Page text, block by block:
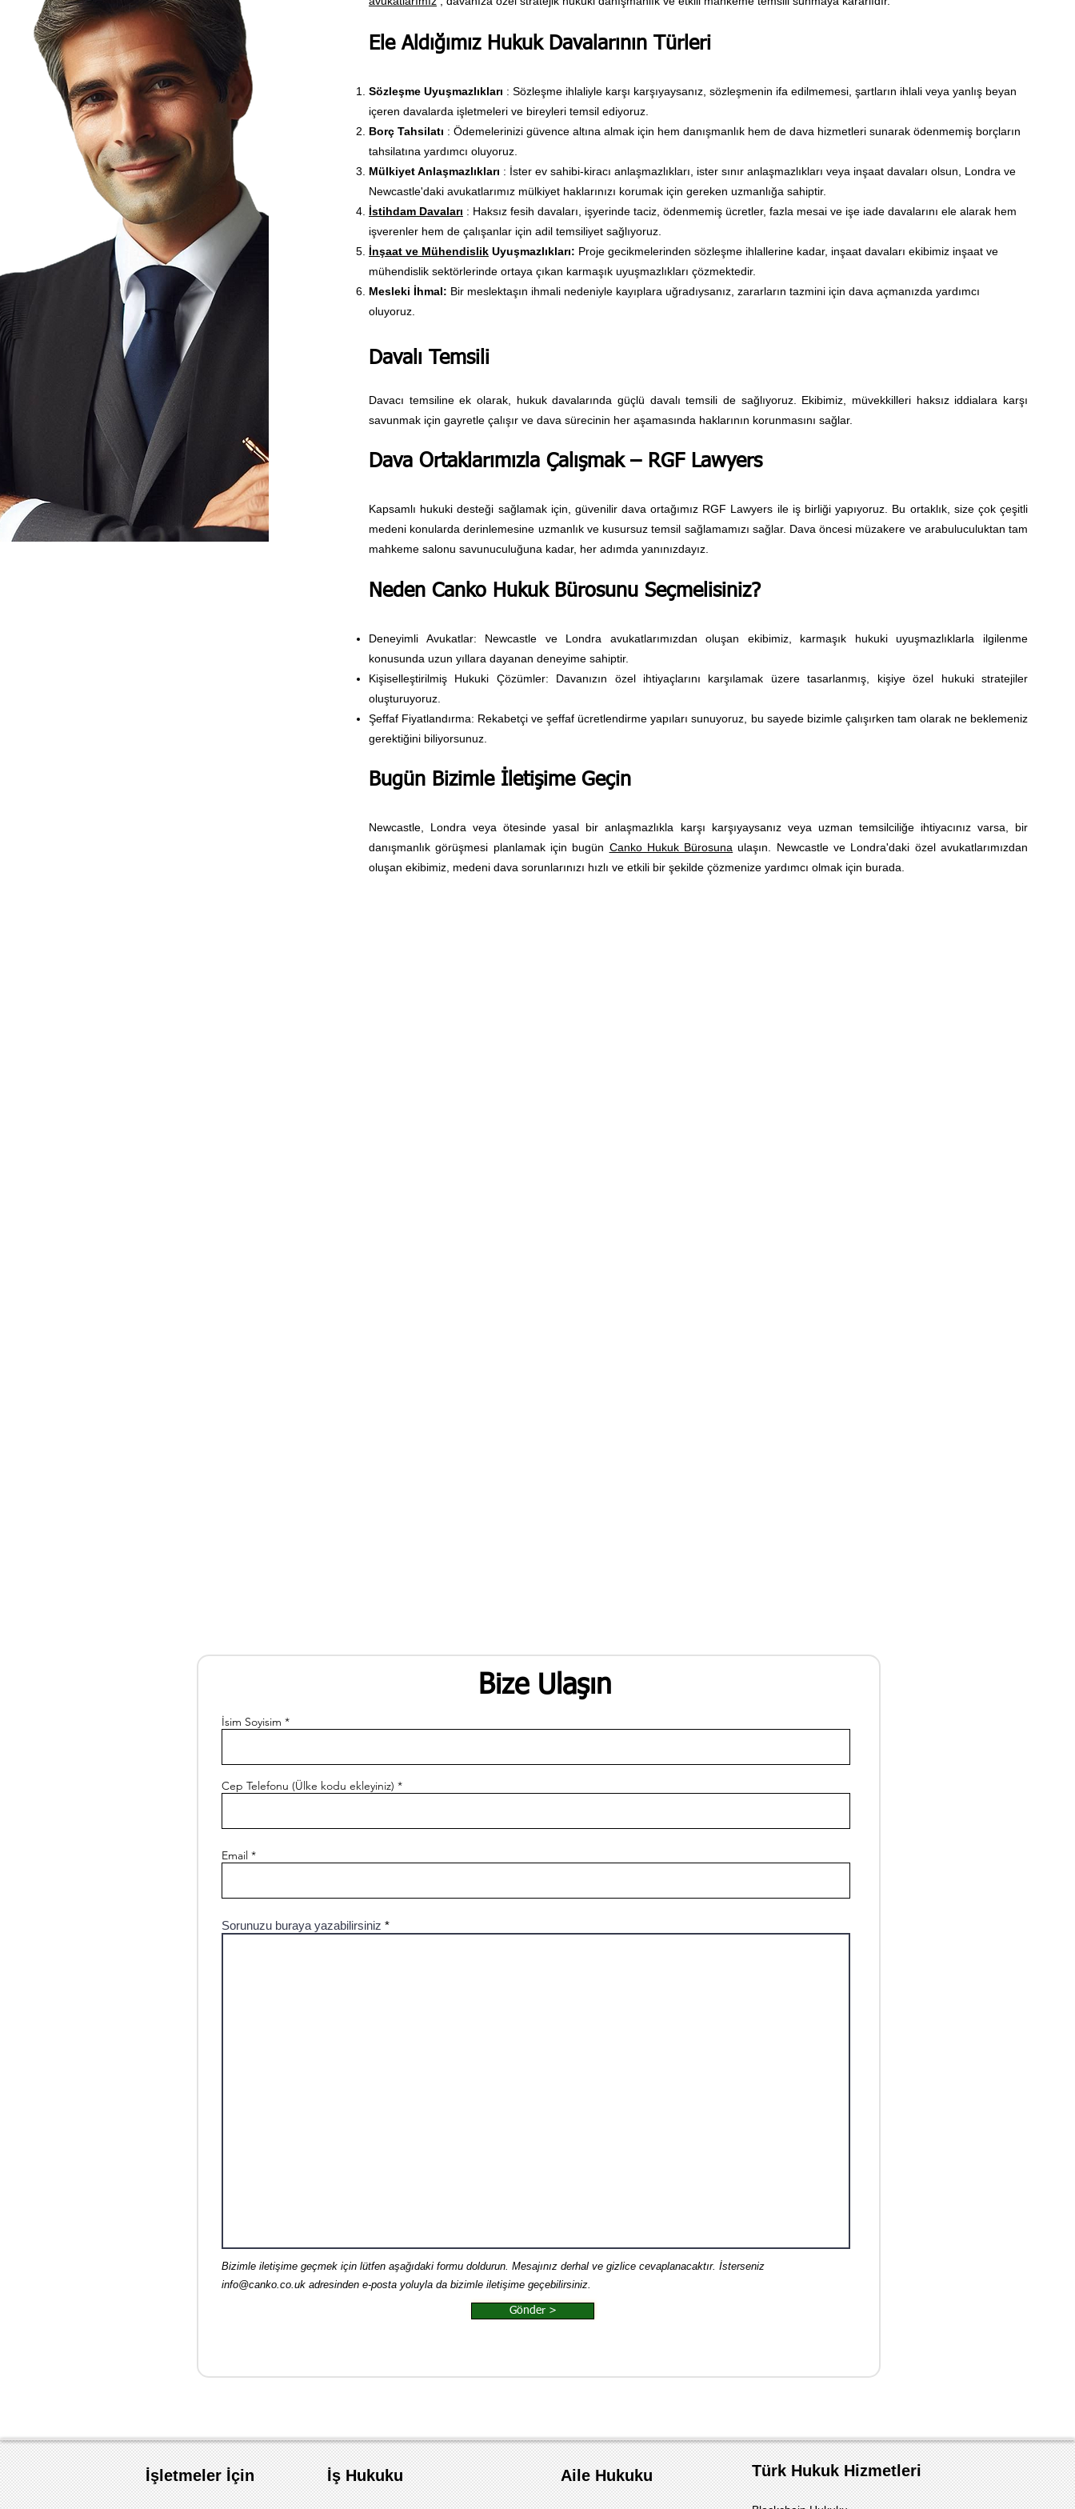
Ele Aldığımız Hukuk Davalarının Türleri
Sözleşme Uyuşmazlıkları : Sözleşme ihlaliyle karşı karşıyaysanız, sözleşmenin ifa edilmemesi, şartların ihlali veya yanlış beyan
içeren davalarda işletmeleri ve bireyleri temsil ediyoruz.
Borç Tahsilatı : Ödemelerinizi güvence altına almak için hem danışmanlık hem de dava hizmetleri sunarak ödenmemiş borçların
tahsilatına yardımcı oluyoruz.
Mülkiyet Anlaşmazlıkları : İster ev sahibi-kiracı anlaşmazlıkları, ister sınır anlaşmazlıkları veya inşaat davaları olsun, Londra ve
Newcastle'daki avukatlarımız mülkiyet haklarınızı korumak için gereken uzmanlığa sahiptir.
İstihdam Davaları : Haksız fesih davaları, işyerinde taciz, ödenmemiş ücretler, fazla mesai ve işe iade davalarını ele alarak hem
işverenler hem de çalışanlar için adil temsiliyet sağlıyoruz.
İnşaat ve Mühendislik Uyuşmazlıkları: Proje gecikmelerinden sözleşme ihlallerine kadar, inşaat davaları ekibimiz inşaat ve
mühendislik sektörlerinde ortaya çıkan karmaşık uyuşmazlıkları çözmektedir.
Mesleki İhmal: Bir meslektaşın ihmali nedeniyle kayıplara uğradıysanız, zararların tazmini için dava açmanızda yardımcı
oluyoruz.
Davalı Temsili
Davacı temsiline ek olarak, hukuk davalarında güçlü davalı temsili de sağlıyoruz. Ekibimiz, müvekkilleri haksız iddialara karşı
savunmak için gayretle çalışır ve dava sürecinin her aşamasında haklarının korunmasını sağlar.
Dava Ortaklarımızla Çalışmak – RGF Lawyers
Kapsamlı hukuki desteği sağlamak için, güvenilir dava ortağımız RGF Lawyers ile iş birliği yapıyoruz. Bu ortaklık, size çok çeşitli
medeni konularda derinlemesine uzmanlık ve kusursuz temsil sağlamamızı sağlar. Dava öncesi müzakere ve arabuluculuktan tam
mahkeme salonu savunuculuğuna kadar, her adımda yanınızdayız.
Neden Canko Hukuk Bürosunu Seçmelisiniz?
Deneyimli Avukatlar: Newcastle ve Londra avukatlarımızdan oluşan ekibimiz, karmaşık hukuki uyuşmazlıklarla ilgilenme
konusunda uzun yıllara dayanan deneyime sahiptir.
Kişiselleştirilmiş Hukuki Çözümler: Davanızın özel ihtiyaçlarını karşılamak üzere tasarlanmış, kişiye özel hukuki stratejiler
oluşturuyoruz.
Şeffaf Fiyatlandırma: Rekabetçi ve şeffaf ücretlendirme yapıları sunuyoruz, bu sayede bizimle çalışırken tam olarak ne beklemeniz
gerektiğini biliyorsunuz.
Bugün Bizimle İletişime Geçin
Newcastle, Londra veya ötesinde yasal bir anlaşmazlıkla karşı karşıyaysanız veya uzman temsilciliğe ihtiyacınız varsa, bir
danışmanlık görüşmesi planlamak için bugün Canko Hukuk Bürosuna ulaşın. Newcastle ve Londra'daki özel avukatlarımızdan
oluşan ekibimiz, medeni dava sorunlarınızı hızlı ve etkili bir şekilde çözmenize yardımcı olmak için burada.
Bize Ulaşın
İsim Soyisim
Cep Telefonu (Ülke kodu ekleyiniz)
Email
Sorunuzu buraya yazabilirsiniz
Bizimle iletişime geçmek için lütfen aşağıdaki formu doldurun. Mesajınız derhal ve gizlice cevaplanacaktır. İsterseniz
info@canko.co.uk adresinden e-posta yoluyla da bizimle iletişime geçebilirsiniz.
Gönder >
İşletmeler İçin İş Hukuku Aile Hukuku Türk Hukuk Hizmetleri